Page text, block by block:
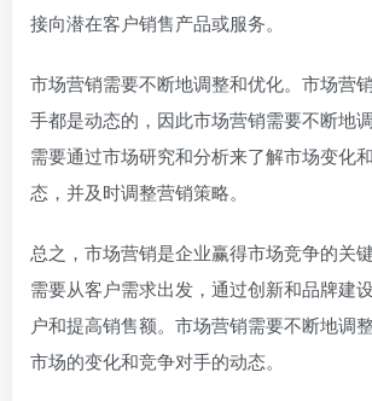
接向潜在客户销售产品或服务。
市场营销需要不断地调整和优化。市场营
手都是动态的，因此市场营销需要不断地
需要通过市场研究和分析来了解市场变化
态，并及时调整营销策略。
总之，市场营销是企业赢得市场竞争的关
需要从客户需求出发，通过创新和品牌建
户和提高销售额。市场营销需要不断地调
市场的变化和竞争对手的动态。